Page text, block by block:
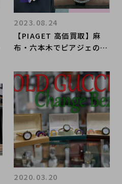
【PIAGET 高価買取】麻
布・六本木でピアジェの買
布十番店へ
2023.08.24
2020.03.20